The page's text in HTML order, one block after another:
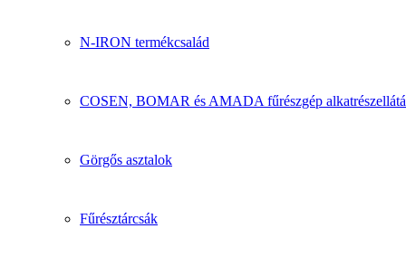
N-IRON termékcsalád
COSEN, BOMAR és AMADA fűrészgép
Görgős asztalok
Fűrésztárcsák